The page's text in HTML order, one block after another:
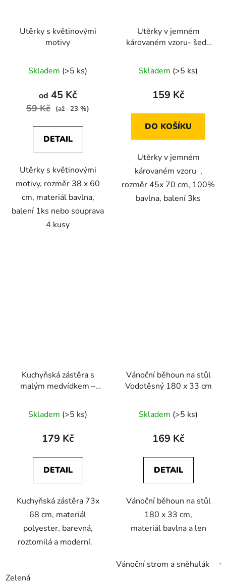
Utěrky s květinovými
motivy
Skladem (>5 ks)
od 45 Kč
59 Kč (až –23 %)
DETAIL
Utěrky s květinovými
motivy, rozměr 38 x 60
cm, materiál bavlna,
balení 1ks nebo souprava
4 kusy
Utěrky v jemném
károvaném vzoru- šedá
Skladem (>5 ks)
159 Kč
DO KOŠÍKU
Utěrky v jemném
károvaném vzoru ,
rozměr 45x 70 cm, 100%
bavlna, balení 3ks
Kuchyňská zástěra s
malým medvídkem –
panely
Skladem (>5 ks)
179 Kč
DETAIL
Kuchyňská zástěra 73x
68 cm, materiál
polyester, barevná,
roztomilá a moderní.
Zelená
Vánoční běhoun na stůl
Vodotěsný 180 x 33 cm
Skladem (>5 ks)
169 Kč
DETAIL
Vánoční běhoun na stůl
180 x 33 cm,
materiál bavlna a len
Vánoční strom a sněhulák